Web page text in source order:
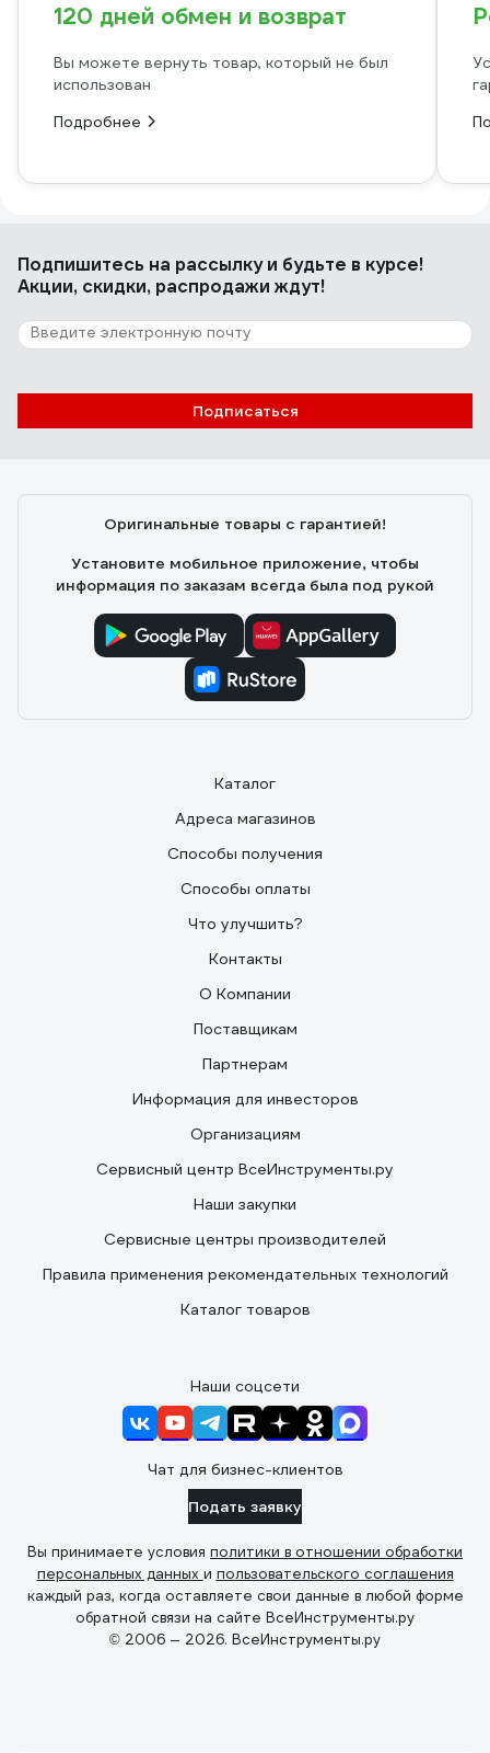
120 дней обмен и возврат
Вы можете вернуть товар, который не был
использован
Подробнее
Подпишитесь на рассылкуи будьте в курсе!
Акции, скидки, распродажи ждут!
Подписаться
Оригинальные товары с гарантией!
Установите мобильное приложение, чтобы
информация по заказам всегда была под рукой
Каталог
Адреса магазинов
Способы получения
Способы оплаты
Что улучшить?
Контакты
О Компании
Поставщикам
Партнерам
Информация для инвесторов
Организациям
Сервисный центр ВсеИнструменты.ру
Наши закупки
Сервисные центры производителей
Правила применения рекомендательных технологий
Каталог товаров
Наши соцсети
Чат для бизнес-клиентов
Подать заявку
Вы принимаете условия политики в отношении обработки
персональных данных и пользовательского соглашения
каждый раз, когда оставляете свои данные в любой форме
обратной связи на сайте ВсеИнструменты.ру
© 2006 — 2026. ВсеИнструменты.ру